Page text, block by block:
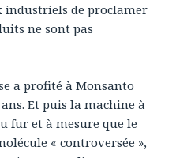
industriels de proclamer
ne sont pas
a profité à Monsanto
Et puis la machine à
fur et à mesure que le
« controversée »,